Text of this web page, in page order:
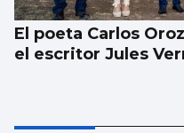
El poeta Carlos
el escritor Jules